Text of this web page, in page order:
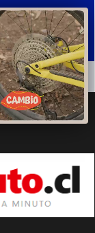
ECONOMÍA